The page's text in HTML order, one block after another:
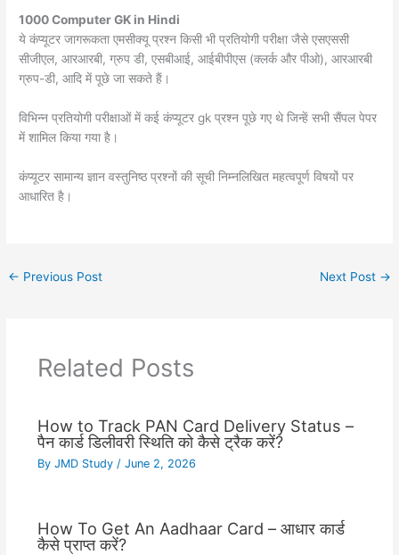
1000 Computer GK in Hindi
ये कंप्यूटर जागरूकता एमसीक्यू प्रश्न किसी भी प्रतियोगी परीक्षा जैसे एसएससी
सीजीएल, आरआरबी, ग्रुप डी, एसबीआई, आईबीपीएस (क्लर्क और पीओ), आरआरबी
ग्रुप-डी, आदि में पूछे जा सकते हैं।
विभिन्न प्रतियोगी परीक्षाओं में कई कंप्यूटर gk प्रश्न पूछे गए थे जिन्हें सभी सैंपल पेपर
में शामिल किया गया है।
कंप्यूटर सामान्य ज्ञान वस्तुनिष्ठ प्रश्नों की सूची निम्नलिखित महत्वपूर्ण विषयों पर
आधारित है।
← Previous Post Next Post →
Related Posts
How to Track PAN Card Delivery Status –
पैन कार्ड डिलीवरी स्थिति को कैसे ट्रैक करें?
By JMD Study / June 2, 2026
How To Get An Aadhaar Card – आधार कार्ड
कैसे प्राप्त करें?